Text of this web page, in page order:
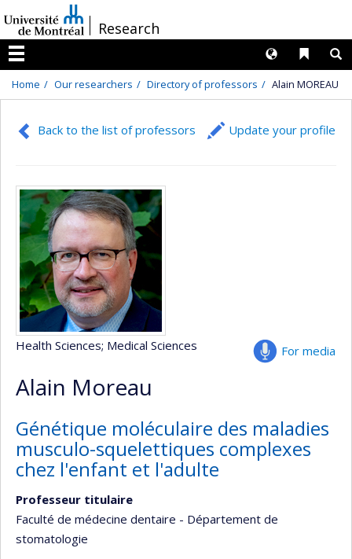
au
contenu
/Research
Menu
Liens
Langues
Home Our researchers Directory of professors Alain MOREAU
Back to the list of professors Update your profile
For media
Health Sciences; Medical Sciences
Alain Moreau
Génétique moléculaire des maladies
musculo-squelettiques complexes
chez l'enfant et l'adulte
Professeur titulaire
Faculté de médecine dentaire - Département de
stomatologie